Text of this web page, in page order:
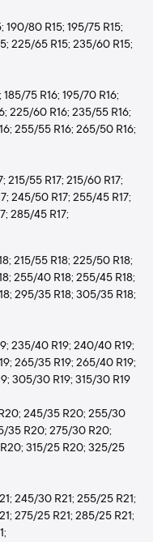
190/80 R15; 195/75 R15;
225/65 R15; 235/60 R15;
75 R16; 195/70 R16;
225/60 R16; 235/55 R16;
255/55 R16; 265/50 R16;
215/55 R17; 215/60 R17;
245/50 R17; 255/45 R17;
285/45 R17;
215/55 R18; 225/50 R18;
255/40 R18; 255/45 R18;
295/35 R18; 305/35 R18;
235/40 R19; 240/40 R19;
265/35 R19; 265/40 R19;
305/30 R19; 315/30 R19
245/35 R20; 255/30
35 R20; 275/30 R20;
315/25 R20; 325/25
245/30 R21; 255/25 R21;
275/25 R21; 285/25 R21;